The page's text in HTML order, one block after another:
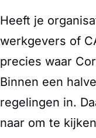
Heeft je
werkgevers of
precies waar
Binnen een
regelingen in.
naar om te